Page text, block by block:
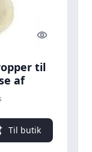
Quick look
til
af
Til butik